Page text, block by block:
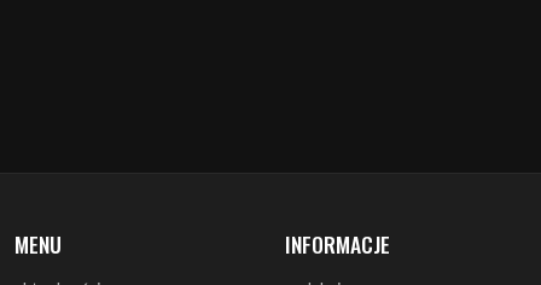
MENU INFORMACJE